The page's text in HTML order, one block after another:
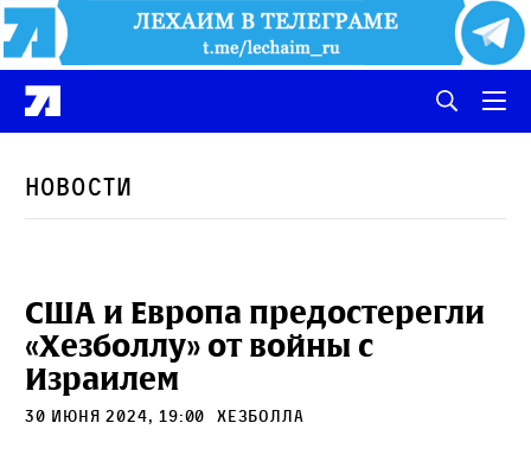
Новости
США и Европа предостерегли
«Хезболлу» от войны с
Израилем
30 июня 2024, 19:00 Хезболла